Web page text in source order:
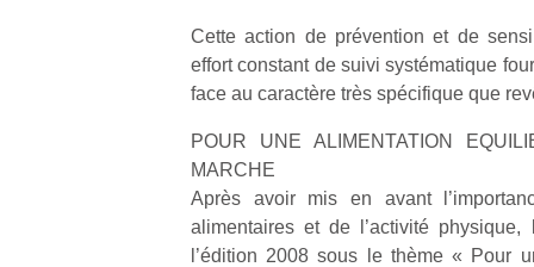
Cette action de prévention et de
effort constant de suivi systématique
face au caractère très spécifique que
POUR UNE ALIMENTATION
MARCHE
Après avoir mis en avant
alimentaires et de l’activité
l’édition 2008 sous le thème « Pour